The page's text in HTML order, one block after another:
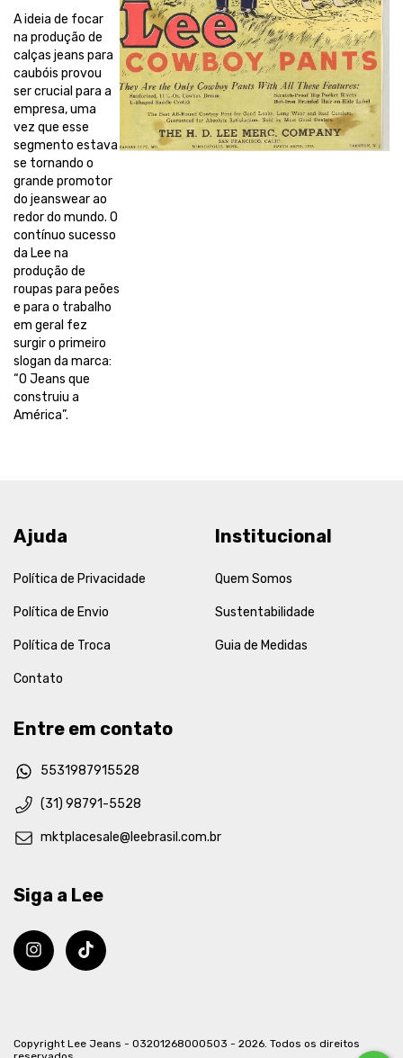
A ideia de focar
na produção de
calças jeans para
caubóis provou
ser crucial para a
empresa, uma
vez que esse
segmento estava
se tornando o
grande promotor
do jeanswear ao
redor do mundo. O
contínuo sucesso
da Lee na
produção de
roupas para peões
e para o trabalho
em geral fez
surgir o primeiro
slogan da marca:
“O Jeans que
construiu a
América”.
Ajuda
Política de Privacidade
Política de Envio
Política de Troca
Contato
Institucional
Quem Somos
Sustentabilidade
Guia de Medidas
Entre em contato
5531987915528
(31) 98791-5528
mktplacesale@leebrasil.com.br
Siga a Lee
Copyright Lee Jeans - 03201268000503 - 2026. Todos os direitos